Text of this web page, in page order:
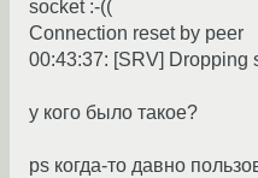
socket :-((
Connection reset by peer
00:43:37: [SRV] Dropping
у кого было такое?
ps когда-то давно